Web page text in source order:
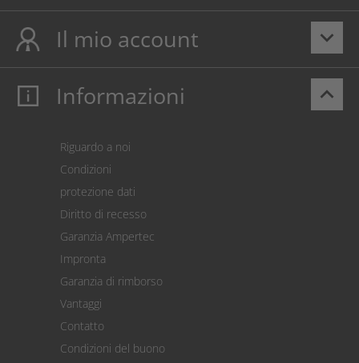
keyboard_arrow_down
Il mio account
Il mio account
Pagamento
Restituzione della merce
Calcolatore dei costi
Impostazioni dei cookie
keyboard_arrow_up
Informazioni
Riguardo a noi
Condizioni
protezione dati
Diritto di recesso
Garanzia Ampertec
Impronta
Garanzia di rimborso
Vantaggi
Contatto
Condizioni del buono